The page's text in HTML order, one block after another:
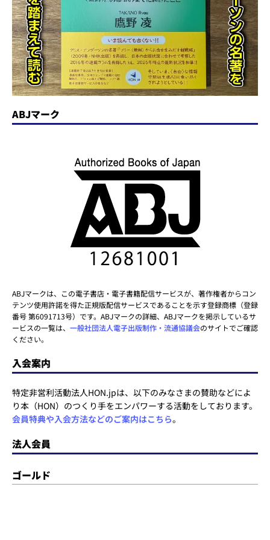
ABJマーク
ABJマークは、この電子書店・電子書籍配信サービスが、著作権者からコン
テンツ使用許諾を得た正規版配信サービスであることを示す登録商標（登録
番号 第6091713号）です。ABJマークの詳細、ABJマークを掲示しているサ
ービスの一覧は、 一般社団法人電子出版制作・流通協議会のサイトでご確認
ください。
入会案内
特定非営利活動法人HON.jpは、以下のみなさまの賛助などによ
り本（HON）のつくり手をエンパワーする活動をしております。
会員特典や入会方法などのご案内はこちら。
法人会員
ゴールド